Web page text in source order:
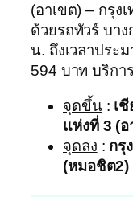
(อาเขต) – กรุง
ด้วยรถทัวร์ บา
น. ถึงเวลาประ
594 บาท บริกา
จุดขึ้น: เ
แห่งที่ 3 (อ
จุดลง : กรุ
(หมอชิต2)